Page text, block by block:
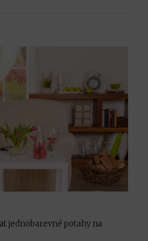
jednobarevné potahy na